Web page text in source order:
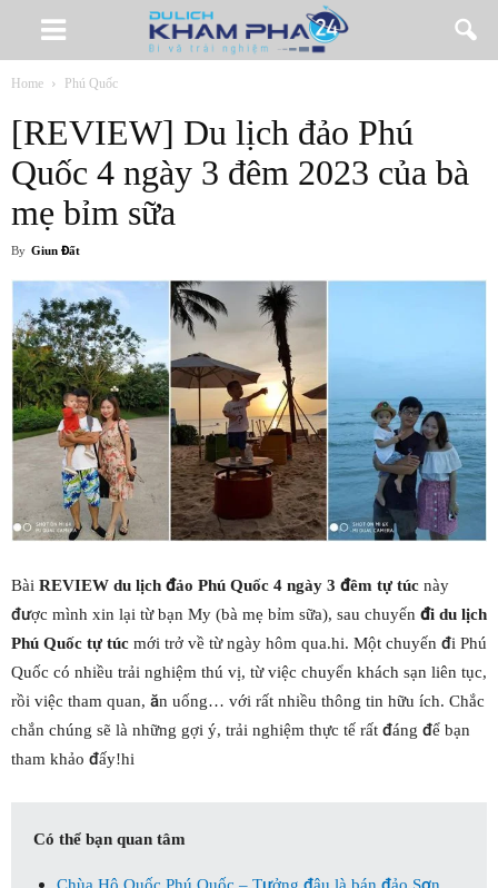
Home Phú Quốc
[REVIEW] Du lịch đảo Phú
Quốc 4 ngày 3 đêm 2023 của bà
mẹ bỉm sữa
By Giun Đất
Bài REVIEW du lịch đảo Phú Quốc 4 ngày 3 đêm tự túc này
được mình xin lại từ bạn My (bà mẹ bỉm sữa), sau chuyến đi du lịch
Phú Quốc tự túc mới trở về từ ngày hôm qua.hi. Một chuyến đi Phú
Quốc có nhiều trải nghiệm thú vị, từ việc chuyển khách sạn liên tục,
rồi việc tham quan, ăn uống… với rất nhiều thông tin hữu ích. Chắc
chắn chúng sẽ là những gợi ý, trải nghiệm thực tế rất đáng để bạn
tham khảo đấy!hi
Có thể bạn quan tâm